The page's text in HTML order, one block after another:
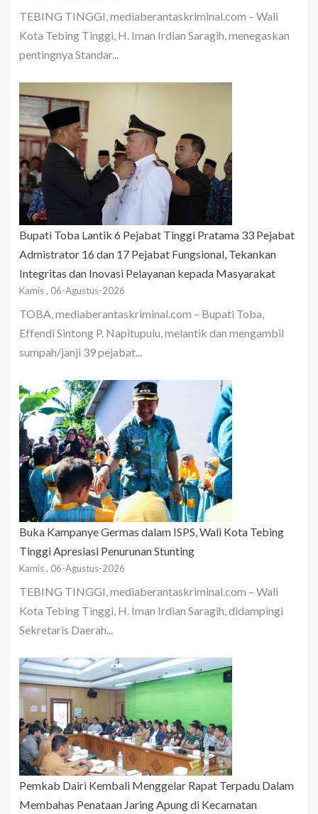
TEBING TINGGI, mediaberantaskriminal.com – Wali
Kota Tebing Tinggi, H. Iman Irdian Saragih, menegaskan
pentingnya Standar...
Bupati Toba Lantik 6 Pejabat Tinggi Pratama 33 Pejabat
Admistrator 16 dan 17 Pejabat Fungsional, Tekankan
Integritas dan Inovasi Pelayanan kepada Masyarakat
Kamis , 06-Agustus-2026
TOBA, mediaberantaskriminal.com – Bupati Toba,
Effendi Sintong P. Napitupulu, melantik dan mengambil
sumpah/janji 39 pejabat...
Buka Kampanye Germas dalam ISPS, Wali Kota Tebing
Tinggi Apresiasi Penurunan Stunting
Kamis , 06-Agustus-2026
TEBING TINGGI, mediaberantaskriminal.com – Wali
Kota Tebing Tinggi, H. Iman Irdian Saragih, didampingi
Sekretaris Daerah...
Pemkab Dairi Kembali Menggelar Rapat Terpadu Dalam
Membahas Penataan Jaring Apung di Kecamatan